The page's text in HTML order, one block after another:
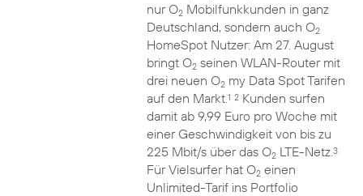
nur O2Mobilfunkkunden in ganz
Deutschland, sondern auch O2
HomeSpot Nutzer: Am 27. August
bringt O2seinen WLAN-Router mit
drei neuen O2my Data Spot Tarifen
auf den Markt.1 2Kunden surfen
damit ab 9,99 Euro pro Woche mit
einer Geschwindigkeit von bis zu
225 Mbit/s über das O2LTE-Netz.3
Für Vielsurfer hat O2einen
Unlimited-Tarif ins Portfolio